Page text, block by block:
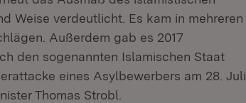
Weise verdeutlicht. Es kam in mehreren
Außerdem gab es 2017
den sogenannten Islamischen Staat
eines Asylbewerbers am 28. Juli
Thomas Strobl.